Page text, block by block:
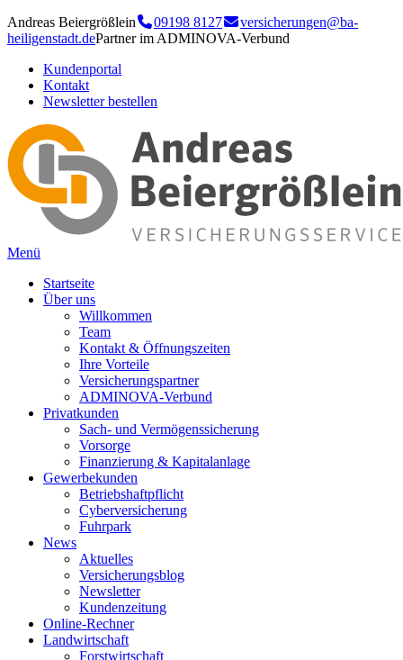
Andreas Beiergrößlein 09198 8127
versicherungen@ba-
heiligenstadt.dePartner im ADMINOVA-Verbund
Kundenportal
Kontakt
Newsletter bestellen
Menü
Startseite
Über uns
Willkommen
Team
Kontakt & Öffnungszeiten
Ihre Vorteile
Versicherungspartner
ADMINOVA-Verbund
Privatkunden
Sach- und Vermögenssicherung
Vorsorge
Finanzierung & Kapitalanlage
Gewerbekunden
Betriebshaftpflicht
Cyberversicherung
Fuhrpark
News
Aktuelles
Versicherungsblog
Newsletter
Kundenzeitung
Online-Rechner
Landwirtschaft
Forstwirtschaft